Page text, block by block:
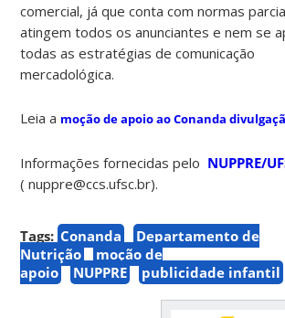
comercial, já que conta com normas
atingem todos os anunciantes e nem se
todas as estratégias de comunicação
mercadológica.
Leia a moção de apoio ao Conanda
Informações fornecidas pelo NUPPRE/
( nuppre@ccs.ufsc.br).
Tags: Conanda
Departamento de
Nutrição
moção de
apoio
NUPPRE publicidade infantil